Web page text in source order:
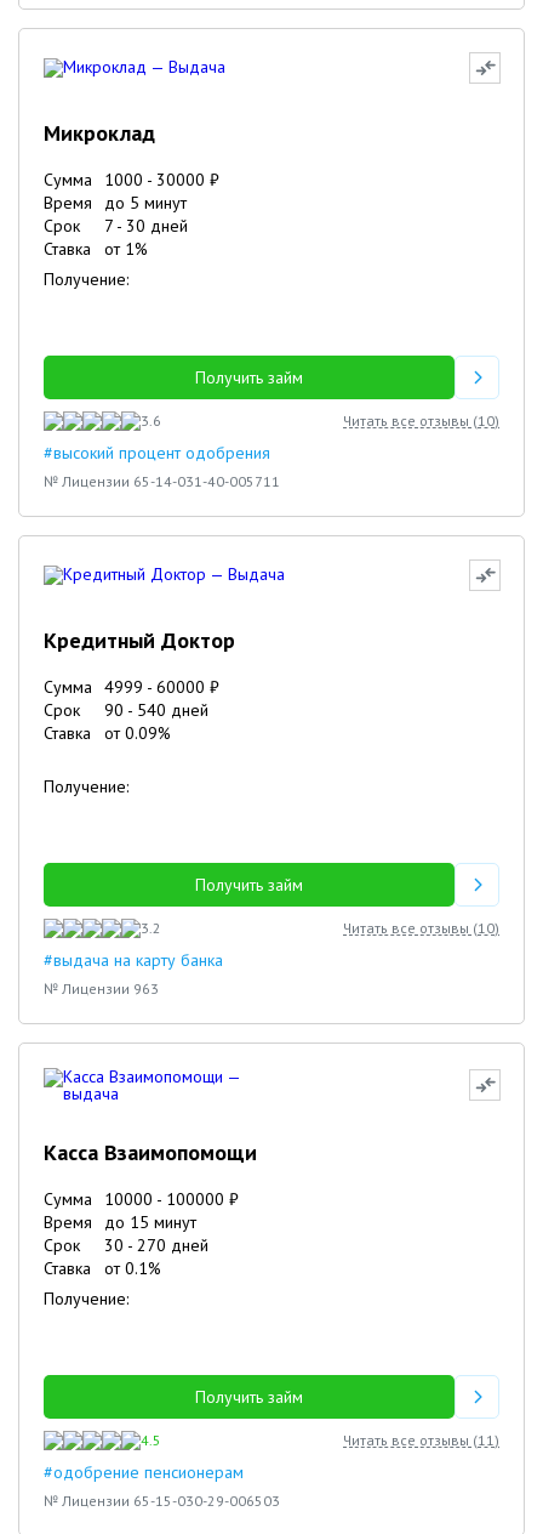
Микроклад
Сумма 1000 - 30000 ₽
Время
до 5 минут
Срок
7 - 30 дней
Ставка
от 1%
Получение:
Получить займ
3.6 Читать все отзывы (10)
#высокий процент одобрения
№ Лицензии 65-14-031-40-005711
Кредитный Доктор
Сумма 4999 - 60000 ₽
Срок
90 - 540 дней
Ставка
от0.09%
Получение:
Получить займ
3.2 Читать все отзывы (10)
#выдача на карту банка
№ Лицензии 963
Касса Взаимопомощи
Сумма 10000 - 100000 ₽
Время
до 15 минут
Срок
30 - 270 дней
Ставка
от0.1%
Получение:
Получить займ
4.5 Читать все отзывы (11)
#одобрение пенсионерам
№ Лицензии 65-15-030-29-006503